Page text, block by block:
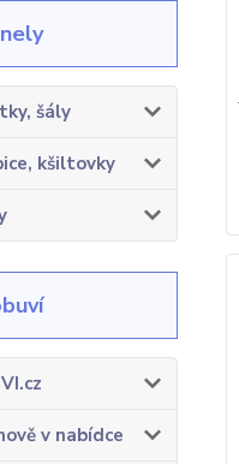
šály
kšiltovky
v nabídce